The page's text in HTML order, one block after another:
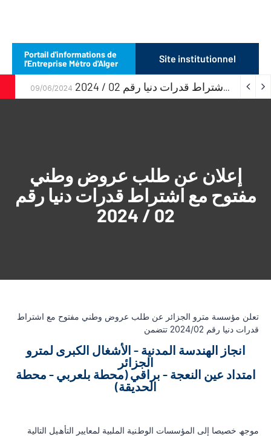
Portail d'informations de
l'Entreprise Métro d'Alger
Site institutionnel
إعلان عن طلب عروض وطني مفتوح مع اشتراط قدرات دنيا رقم 02 / 2024 09/06/2024
إعلان عن طلب عروض وطني
مفتوح مع اشتراط قدرات دنيا رقم
02 / 2024
تعلن مؤسسة مترو الجزائر عن طلب عروض وطني مفتوح مع اشتراط
قدرات دنيا رقم 2024/02 تتضمن
انجاز الهندسة المدنية - الأشغال الكبرى لمترو
الجزائر
امتداد عين النعجة - براقي (محطة بلعربي - محطة
الحديقة)
ﻣﻮﺟﮫ ﺧﺼﯿﺼﺎ إﻟﻰ اﻟﻤﺆﺳﺴﺎت اﻟﻮطﻨﯿﺔ اﻟﻤﻠﺒﯿﺔ ﻟﻤﻌﺎﯾﯿﺮ اﻟﺘﺄھﯿﻞ اﻟﺘﺎﻟﯿﺔ